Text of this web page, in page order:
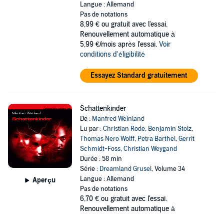
Langue : Allemand
Pas de notations
8,99 € ou gratuit avec l'essai.
Renouvellement automatique à
5,99 €/mois après l'essai. Voir
conditions d'éligibilité
Essayez Standard gratuitement
Aperçu
Schattenkinder
De : Manfred Weinland
Lu par :Christian Rode, Benjamin Stolz,
Thomas Nero Wolff, Petra Barthel,Gerrit
Schmidt-Foss,Christian Weygand
Durée : 58 min
Série : Dreamland Grusel, Volume 34
Langue : Allemand
Pas de notations
6,70 € ou gratuit avec l'essai.
Renouvellement automatique à